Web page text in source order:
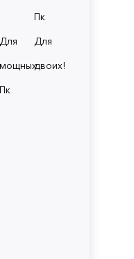
Пк
Для
мощных
Пк
Для
двоих!